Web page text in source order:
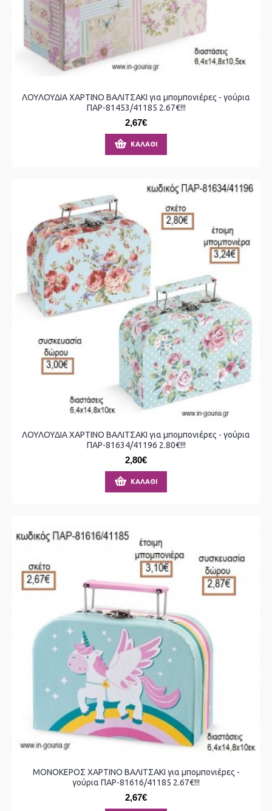
ΛΟΥΛΟΥΔΙΑ ΧΑΡΤΙΝΟ ΒΑΛΙΤΣΑΚΙ για μπομπονιέρες - γούρια
ΠΑΡ-81453/41185 2.67€!!!
2,67€
ΚΑΛΆΘΙ
ΛΟΥΛΟΥΔΙΑ ΧΑΡΤΙΝΟ ΒΑΛΙΤΣΑΚΙ για μπομπονιέρες - γούρια
ΠΑΡ-81634/41196 2.80€!!!
2,80€
ΚΑΛΆΘΙ
ΜΟΝΟΚΕΡΟΣ ΧΑΡΤΙΝΟ ΒΑΛΙΤΣΑΚΙ για μπομπονιέρες -
γούρια ΠΑΡ-81616/41185 2.67€!!!
2,67€